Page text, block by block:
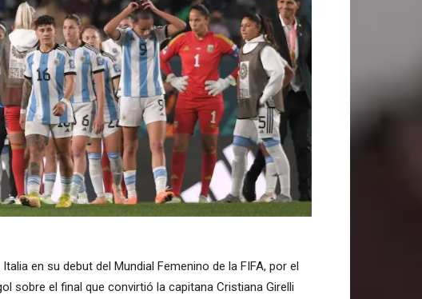
en su debut del Mundial Femenino de la FIFA, por el
sobre el final que convirtió la capitana Cristiana Girelli